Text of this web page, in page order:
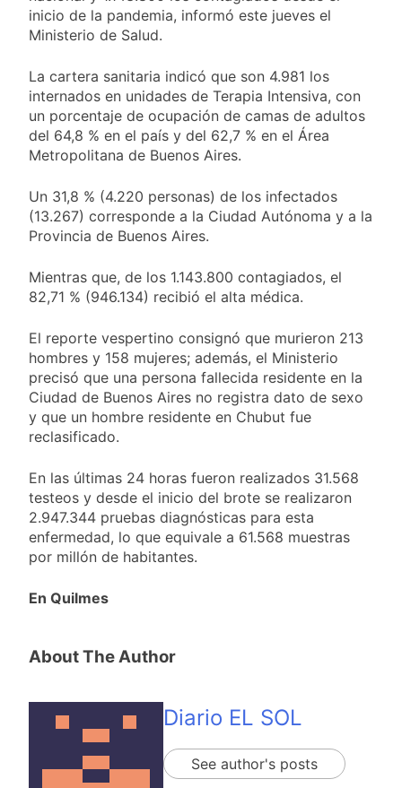
tiempo y llegan las
1 Día Atrás
Día de San Cayetano:
qué representa para
los argentinos
El Senado aprobó la
ley de propiedad
privada, pero el
Gobierno debió
eliminar otro capítulo
1 Día Atrás
Incidentes frente al
Congreso durante la
Ley de Propiedad
Privada: hubo
La Fiscalía rechazó el
pedido para
Florencio Varela
2 Días Atrás
despide del AMBA:
cuándo dejará de
llover y llega una ola
de frío con mínimas
cercanas a 1°C
2 Días Atrás
Kicillof marchó
contra la Ley de
Propiedad Privada de
2 Días Atrás
Seguridad de
Quilmes, Hernán
Ocampo, tras la
difusión de chats
privados
2 Días Atrás
Candela Arizaga
confirmó que tuvo un
«brote psicótico» por
2 Días Atrás
inicio de la pandemia, informó este jueves el
Ministerio de Salud.
La cartera sanitaria indicó que son 4.981 los
internados en unidades de Terapia Intensiva, con
un porcentaje de ocupación de camas de adultos
del 64,8 % en el país y del 62,7 % en el Área
Metropolitana de Buenos Aires.
Un 31,8 % (4.220 personas) de los infectados
(13.267) corresponde a la Ciudad Autónoma y a la
Provincia de Buenos Aires.
Mientras que, de los 1.143.800 contagiados, el
82,71 % (946.134) recibió el alta médica.
El reporte vespertino consignó que murieron 213
hombres y 158 mujeres; además, el Ministerio
precisó que una persona fallecida residente en la
Ciudad de Buenos Aires no registra dato de sexo
y que un hombre residente en Chubut fue
reclasificado.
En las últimas 24 horas fueron realizados 31.568
testeos y desde el inicio del brote se realizaron
2.947.344 pruebas diagnósticas para esta
enfermedad, lo que equivale a 61.568 muestras
por millón de habitantes.
En Quilmes
About The Author
Diario EL SOL
See author's posts